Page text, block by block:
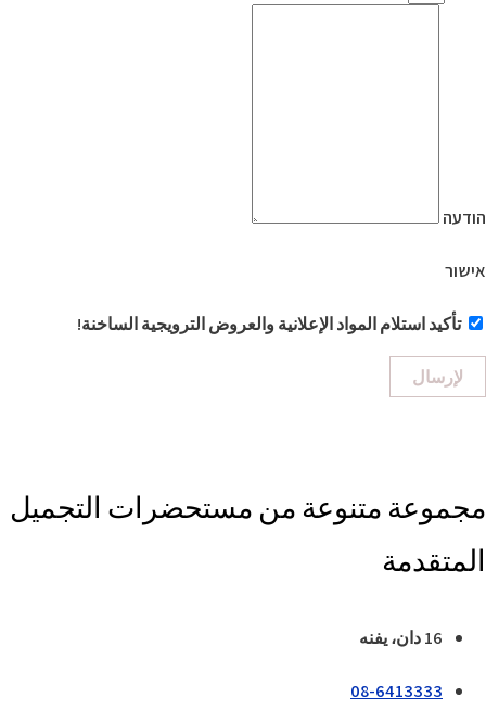
הודעה
אישור
تأكيد استلام المواد الإعلانية والعروض الترويجية الساخنة!
لإرسال
مجموعة متنوعة من مستحضرات التجميل
المتقدمة
16 دان، يفنه
08-6413333